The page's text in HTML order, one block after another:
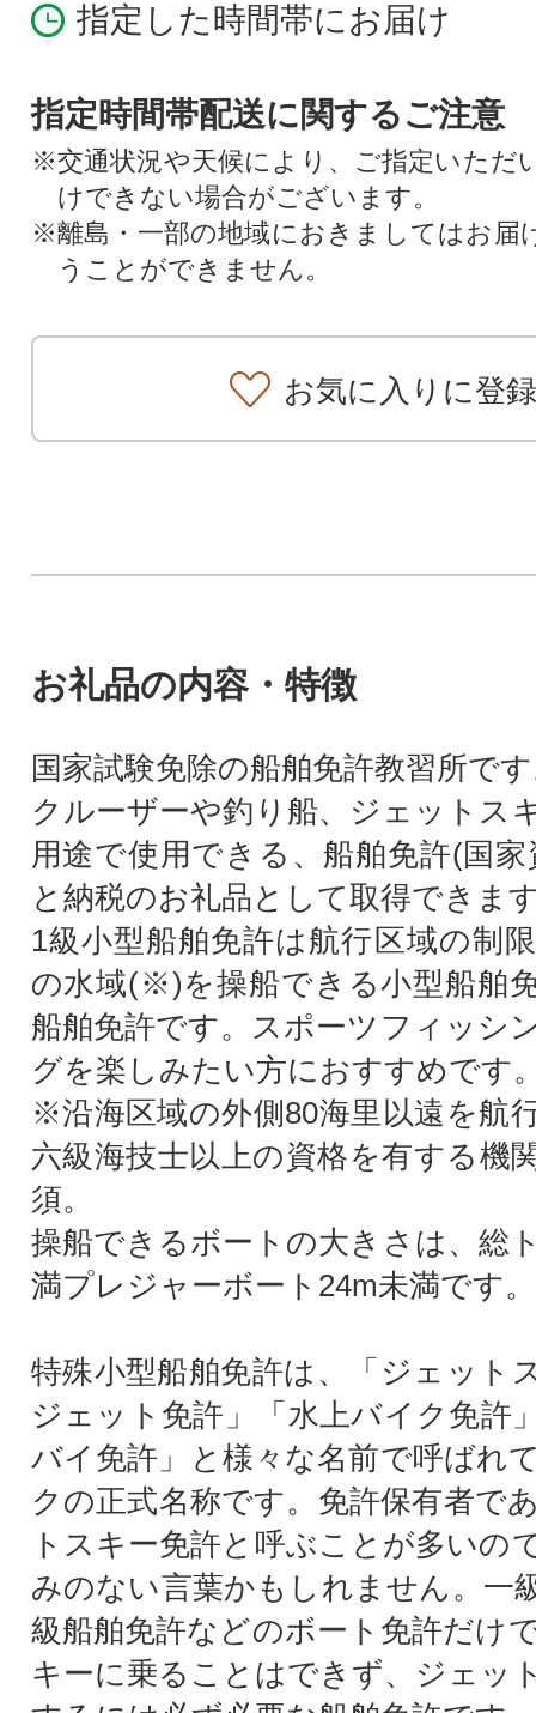
指定した時間帯にお届け
指定時間帯配送に関するご注意
※交通状況や天候により、ご指定いただ
けできない場合がございます。
※離島・一部の地域におきましてはお届
うことができません。
お気に入りに登録
お礼品の内容・特徴
国家試験免除の船舶免許教習所で
クルーザーや釣り船、ジェットス
用途で使用できる、船舶免許(国
と納税のお礼品として取得できま
1級小型船舶免許は航行区域の制
の水域(※)を操船できる小型船舶
船舶免許です。スポーツフィッシ
グを楽しみたい方におすすめです
※沿海区域の外側80海里以遠を航
六級海技士以上の資格を有する機
須。
操船できるボートの大きさは、総
満プレジャーボート24m未満です。
特殊小型船舶免許は、「ジェット
ジェット免許」「水上バイク免許
バイ免許」と様々な名前で呼ばれ
クの正式名称です。免許保有者で
トスキー免許と呼ぶことが多いの
みのない言葉かもしれません。一
級船舶免許などのボート免許だけ
キーに乗ることはできず、ジェッ